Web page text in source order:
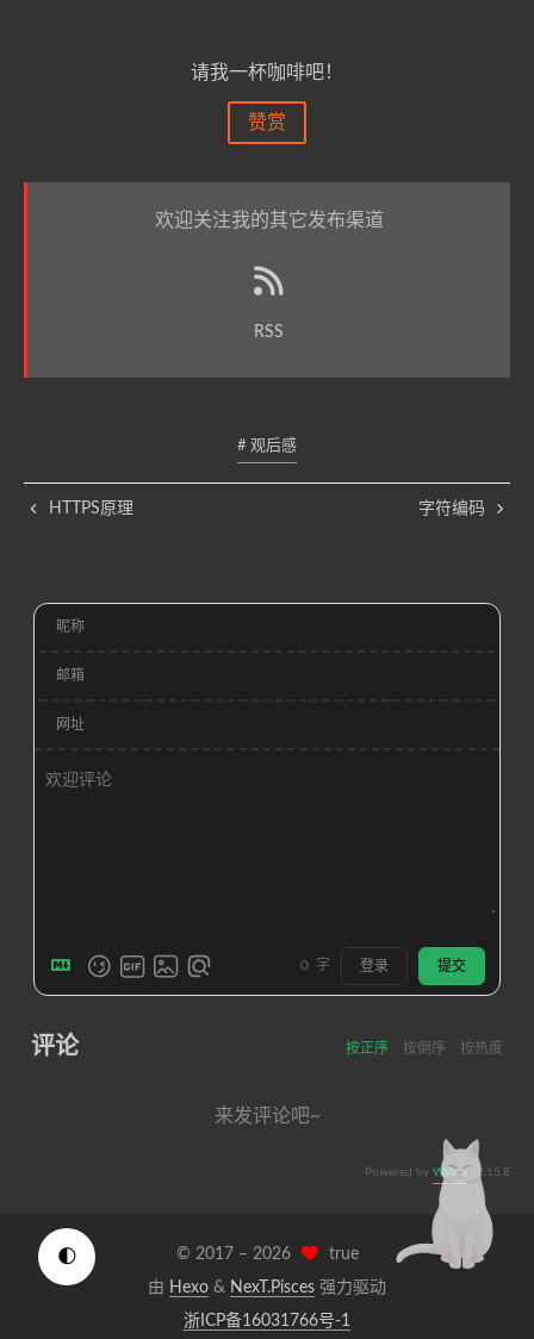
🌓
请我一杯咖啡吧！
赞赏
欢迎关注我的其它发布渠道
RSS
# 观后感
HTTPS原理 字符编码
昵称
邮箱
网址
0 字 登录 提交
评论 按正序 按倒序 按热度
来发评论吧~
Powered by Waline v2.15.8
© 2017 – 2026
true
由 Hexo & NexT.Pisces 强力驱动
浙ICP备16031766号-1